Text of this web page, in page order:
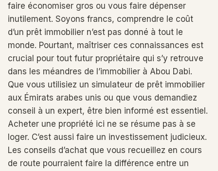
faire économiser gros ou vous faire dépenser
inutilement. Soyons francs, comprendre le coût
d’un prêt immobilier n’est pas donné à tout le
monde. Pourtant, maîtriser ces connaissances est
crucial pour tout futur propriétaire qui s’y retrouve
dans les méandres de l’immobilier à Abou Dabi.
Que vous utilisiez un simulateur de prêt immobilier
aux Émirats arabes unis ou que vous demandiez
conseil à un expert, être bien informé est essentiel.
Acheter une propriété ici ne se résume pas à se
loger. C’est aussi faire un investissement judicieux.
Les conseils d’achat que vous recueillez en cours
de route pourraient faire la différence entre un